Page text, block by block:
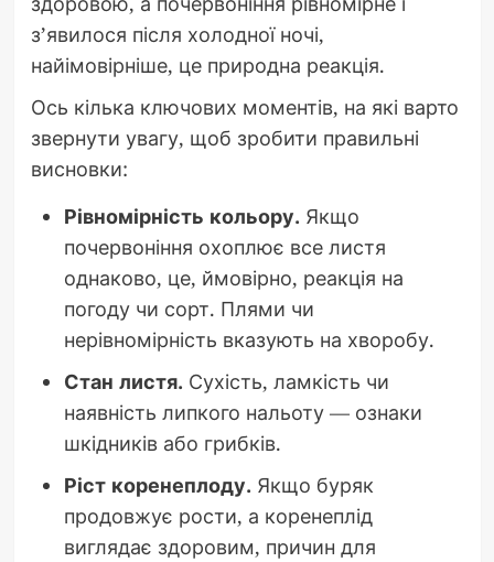
з’явилося після холодної ночі,
найімовірніше, це природна реакція.
Ось кілька ключових моментів, на які варто
звернути увагу, щоб зробити правильні
висновки:
Рівномірність кольору. Якщо
почервоніння охоплює все листя
однаково, це, ймовірно, реакція на
погоду чи сорт. Плями чи
нерівномірність вказують на хворобу.
Стан листя. Сухість, ламкість чи
наявність липкого нальоту — ознаки
шкідників або грибків.
Ріст коренеплоду. Якщо буряк
продовжує рости, а коренеплід
виглядає здоровим, причин для